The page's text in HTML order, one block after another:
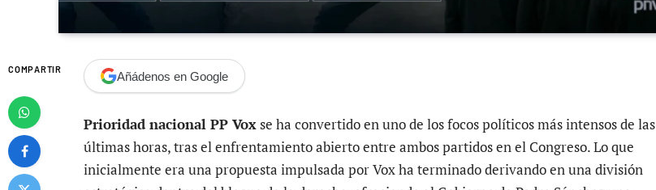
COMPARTIR Añádenos en Google
Prioridad nacional PP Voxse ha convertido en uno de los focos políticos más intensos de las
últimas horas, tras el enfrentamiento abierto entre ambos partidos en el Congreso. Lo que
inicialmente era una propuesta impulsada por Vox ha terminado derivando en una división